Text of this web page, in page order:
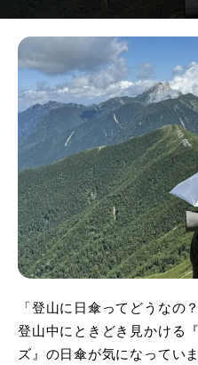
「登山に日傘ってどうなの
登山中にときどき見かける
ズ』の日傘が気になってい